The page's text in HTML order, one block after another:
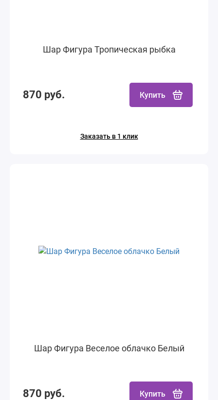
Шар Фигура Тропическая рыбка
870 руб. Купить
Заказать в 1 клик
Шар Фигура Веселое облачко Белый
870 руб. Купить